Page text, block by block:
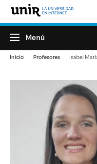
Menú
Inicio Profesores